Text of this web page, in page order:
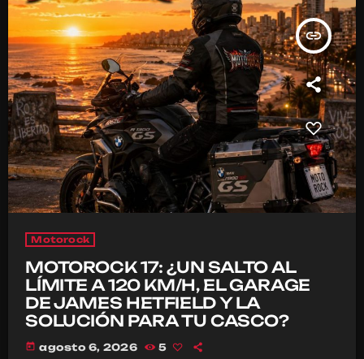
insert_link
Motorock
MOTOROCK 17: ¿UN SALTO AL
LÍMITE A 120 KM/H, EL GARAGE
DE JAMES HETFIELD Y LA
SOLUCIÓN PARA TU CASCO?
today agosto 6, 2026 5